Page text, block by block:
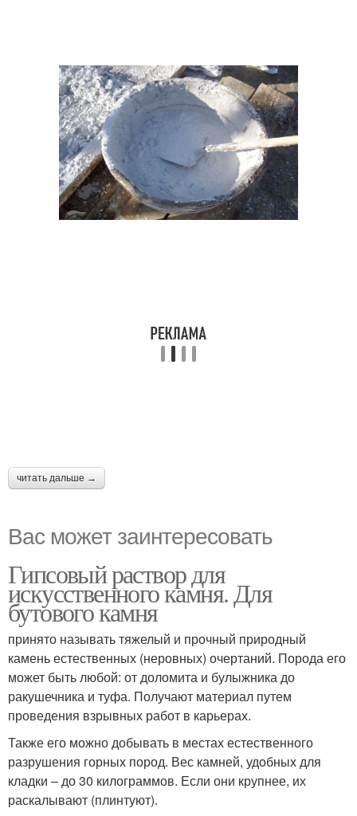
читать дальше →
Вас может заинтересовать
Гипсовый раствор для
искусственного камня. Для
бутового камня
принято называть тяжелый и прочный природный
камень естественных (неровных) очертаний. Порода его
может быть любой: от доломита и булыжника до
ракушечника и туфа. Получают материал путем
проведения взрывных работ в карьерах.
Также его можно добывать в местах естественного
разрушения горных пород. Вес камней, удобных для
кладки – до 30 килограммов. Если они крупнее, их
раскалывают (плинтуют).